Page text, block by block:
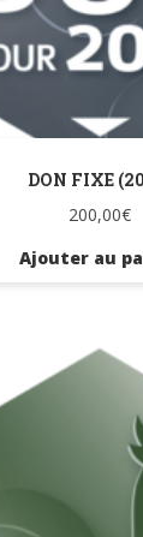
DON FIXE
200,00€
Ajouter au